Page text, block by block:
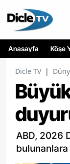
Anasayfa Köşe
Dicle TV |
ABD, 2026
bulunanlara